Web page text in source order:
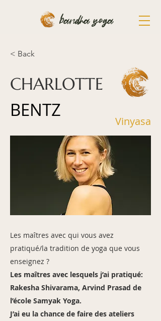
bandha yoga
< Back
CHARLOTTE
BENTZ
Vinyasa
Les maîtres avec qui vous avez
pratiqué/la tradition de yoga que vous
enseignez ?
Les maîtres avec lesquels j’ai pratiqué:
Rakesha Shivarama, Arvind Prasad de
l’école Samyak Yoga.
J’ai eu la chance de faire des ateliers